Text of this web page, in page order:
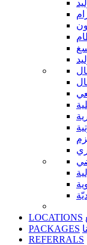
LOCATIONS
PACKAGES
REFERRALS